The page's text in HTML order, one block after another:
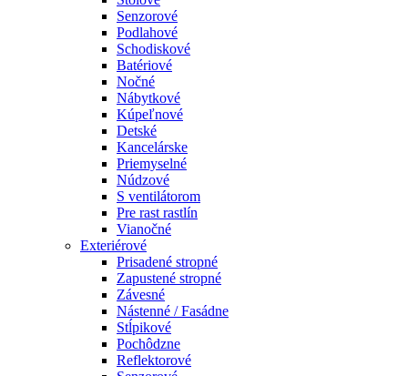
Senzorové
Podlahové
Schodiskové
Batériové
Nočné
Nábytkové
Kúpeľnové
Detské
Kancelárske
Priemyselné
Núdzové
S ventilátorom
Pre rast rastlín
Vianočné
Exteriérové
Prisadené stropné
Zapustené stropné
Závesné
Nástenné / Fasádne
Stĺpikové
Pochôdzne
Reflektorové